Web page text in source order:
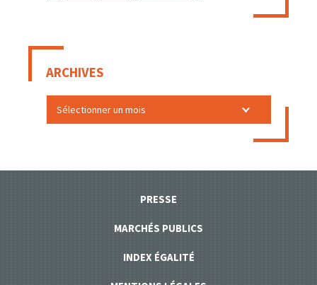
ARCHIVES
PRESSE
MARCHÉS PUBLICS
INDEX ÉGALITÉ